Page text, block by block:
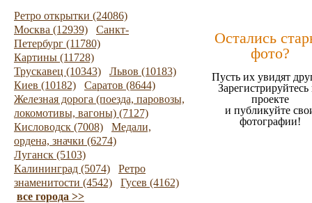
Ретро открытки (24086)
Москва (12939)
Санкт-
Петербург (11780)
Картины (11728)
Трускавец (10343)
Львов (10183)
Киев (10182)
Саратов (8644)
Железная дорога (поезда, паровозы,
локомотивы, вагоны) (7127)
Кисловодск (7008)
Медали,
ордена, значки (6274)
Луганск (5103)
Калининград (5074)
Ретро
знаменитости (4542)
Гусев (4162)
все города >>
Остались
фото?
Пусть их увидят
Зарегистрируйтесь
проекте
и публикуйте
фотографии!